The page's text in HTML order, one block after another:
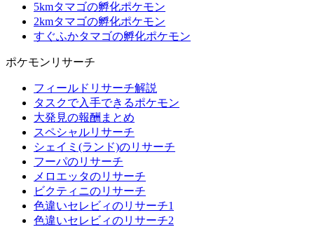
5kmタマゴの孵化ポケモン
2kmタマゴの孵化ポケモン
すぐふかタマゴの孵化ポケモン
ポケモンリサーチ
フィールドリサーチ解説
タスクで入手できるポケモン
大発見の報酬まとめ
スペシャルリサーチ
シェイミ(ランド)のリサーチ
フーパのリサーチ
メロエッタのリサーチ
ビクティニのリサーチ
色違いセレビィのリサーチ1
色違いセレビィのリサーチ2